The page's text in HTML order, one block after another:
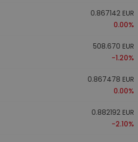
0.867142 EUR
0.00%
508.670 EUR
-1.20%
0.867478 EUR
0.00%
0.882192 EUR
-2.10%